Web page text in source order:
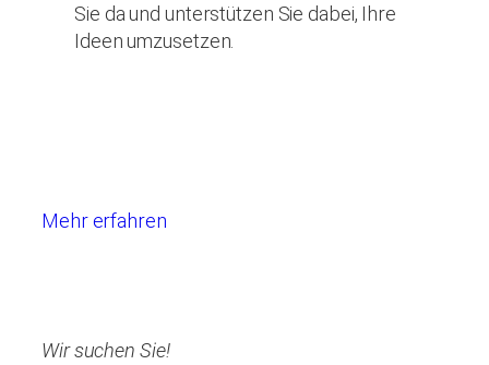
Sie da und unterstützen Sie dabei, Ihre
Ideen umzusetzen.
Mehr erfahren
Wir suchen Sie!